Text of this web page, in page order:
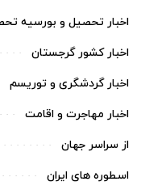
اخبار تحصیل و بورسیه
اخبار کشور گرجستان
اخبار گردشگری و توریسم
اخبار مهاجرت و اقامت
از سراسر جهان
اسطوره های ایران